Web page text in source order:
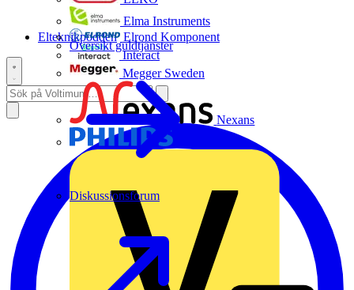
Elma Instruments
Elrond Komponent
Interact
Megger Sweden
Nexans
Översikt guldtjänster
Diskussionsforum
Elteknikpodden